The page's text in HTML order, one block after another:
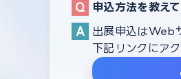
申込方法を教えて
出展申込はWeb
下記リンクにア